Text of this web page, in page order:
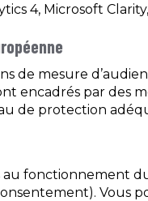
4, Microsoft
de mesure
encadrés par des
de protection
fonctionnement